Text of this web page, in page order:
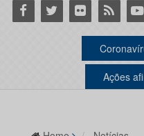
Facebook
Twitter Flickr RSS
Ações